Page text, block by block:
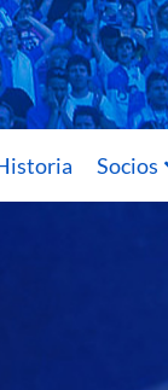
Socios